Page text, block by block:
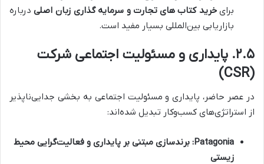
برایخرید کتاب‌ های تجارت و سرمایه گذاری زبان اصلیدرباره
بازاریابی بین‌المللی بسیار مفید است.
۲.۵. پایداری و مسئولیت اجتماعی شرکت
(CSR)
در عصر حاضر، پایداری و مسئولیت اجتماعی به بخشی جدایی‌ناپذیر
از استراتژی‌های کسب‌وکار تبدیل شده‌اند:
Patagonia: برندسازی مبتنی بر پایداری و فعالیت‌گرایی محیط
زیستی